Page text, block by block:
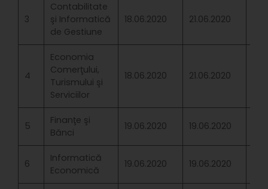
3
Contabilitate
şi Informatică
de Gestiune
18.06.2020 21.06.2020
4
Economia
Comerţului,
Turismului şi
Serviciilor
18.06.2020 21.06.2020
5
Finanţe şi
Bănci
19.06.2020 19.06.2020
6
Informatică
Economică
19.06.2020 19.06.2020